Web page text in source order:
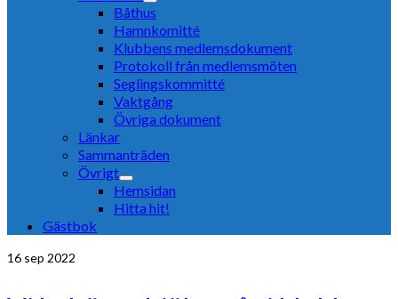
Båthus
Hamnkomitté
Klubbens medlemsdokument
Protokoll från medlemsmöten
Seglingskommitté
Vaktgång
Övriga dokument
Länkar
Sammanträden
Övrigt
Hemsidan
Hitta hit!
Gästbok
16 sep 2022